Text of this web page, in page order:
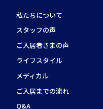
私たちについて
スタッフの声
ご入居者さまの声
ライフスタイル
メディカル
ご入居までの流れ
Q&A